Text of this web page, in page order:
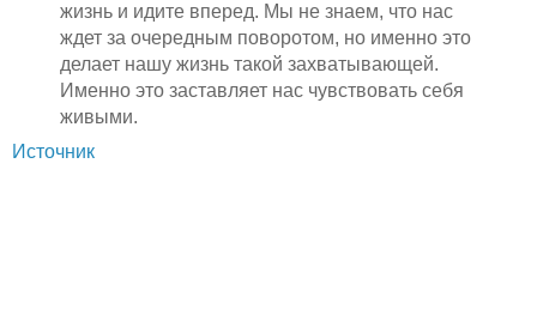
жизнь и идите вперед. Мы не знаем, что нас
ждет за очередным поворотом, но именно это
делает нашу жизнь такой захватывающей.
Именно это заставляет нас чувствовать себя
живыми.
Источник